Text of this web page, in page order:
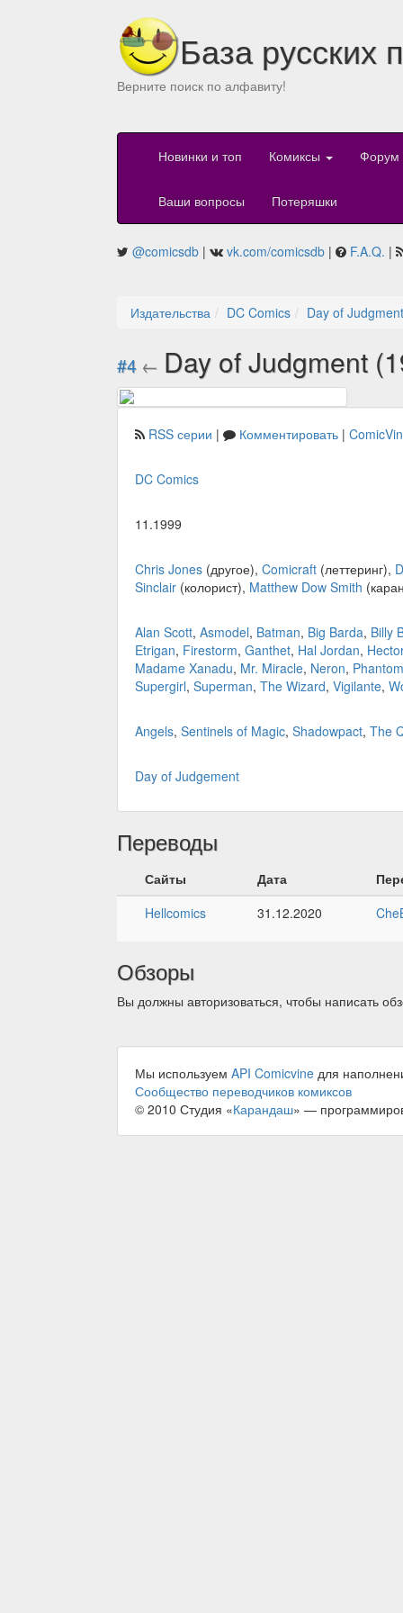
База русских
Верните поиск по алфавиту!
Новинки и топ Комиксы Форум
Ваши вопросы Потеряшки
@comicsdb | vk.com/comicsdb | F.A.Q. |
Издательства DC Comics Day of
#4 ← Day of Judgment
RSS серии | Комментировать |
DC Comics
11.1999
Chris Jones (другое), Comicraft (леттеринг),
Sinclair (колорист), Matthew Dow Smith
Alan Scott, Asmodel, Batman, Big Barda, Billy
Etrigan, Firestorm, Ganthet, Hal Jordan,
Madame Xanadu, Mr. Miracle, Neron,
Supergirl, Superman, The Wizard, Vigilante,
Angels, Sentinels of Magic, Shadowpact, The
Day of Judgement
Переводы
Сайты Дата
Hellcomics
31.12.2020
Обзоры
Вы должны авторизоваться, чтобы написать
Мы используем API Comicvine для
Сообщество переводчиков комиксов
© 2010 Студия «Карандаш» —